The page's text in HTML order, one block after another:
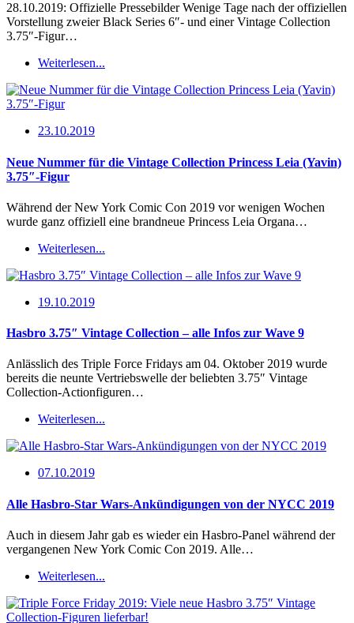
28.10.2019: Offizielle Pressebilder Wenige Tage nach der offiziellen
Vorstellung zweier Black Series 6″- und einer Vintage Collection
3.75″-Figur…
Weiterlesen...
23.10.2019
Neue Nummer für die Vintage Collection Princess Leia (Yavin)
3.75″-Figur
Während der New York Comic Con 2019 vor wenigen Wochen
wurde ganz offiziell eine brandneue Princess Leia Organa…
Weiterlesen...
19.10.2019
Hasbro 3.75″ Vintage Collection – alle Infos zur Wave 9
Anlässlich des Triple Force Fridays am 04. Oktober 2019 wurde
bereits die neunte Vertriebswelle der beliebten 3.75″ Vintage
Collection-Actionfiguren…
Weiterlesen...
07.10.2019
Alle Hasbro-Star Wars-Ankündigungen von der NYCC 2019
Auch in diesem Jahr gab es wieder ein Hasbro-Panel während der
vergangenen New York Comic Con 2019. Alle…
Weiterlesen...